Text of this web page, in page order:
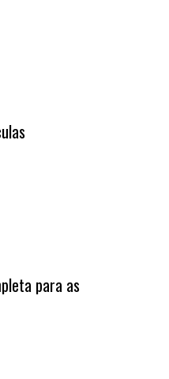
para as